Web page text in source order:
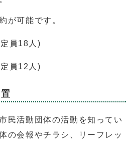
が可能です。
員18人)
員12人)
民活動団体の活動を知ってい
の会報やチラシ、リーフレッ